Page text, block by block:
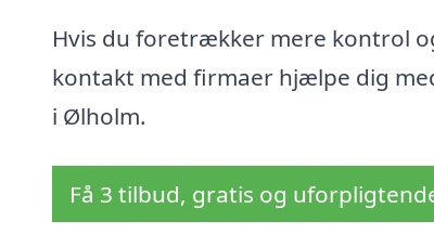
Hvis du foretrækker mere kontrol
kontakt med firmaer hjælpe dig
i Ølholm.
Få 3 tilbud, gratis og